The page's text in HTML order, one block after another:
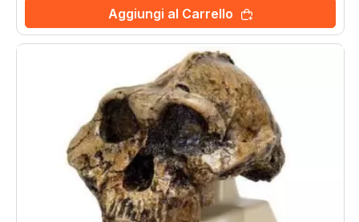
Aggiungi al Carrello